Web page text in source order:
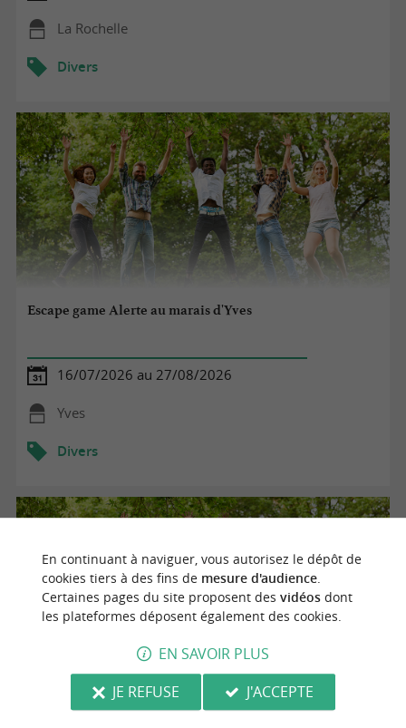
La Rochelle
Divers
Escape game Alerte au marais d'Yves
16/07/2026 au 27/08/2026
Yves
Divers
Escape game Alerte au marais d'Yves
En continuant à naviguer, vous autorisez le dépôt de
cookies tiers à des fins de mesure d'audience.
Certaines pages du site proposent des vidéosdont
les plateformes déposent également des cookies.
EN SAVOIR PLUS
JE REFUSE
J'ACCEPTE